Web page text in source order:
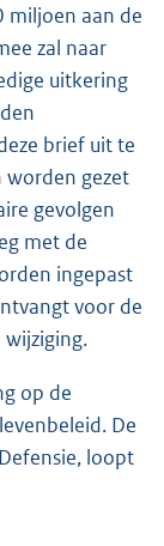
miljoen aan de
zal naar
uitkering
brief uit te
worden gezet
gevolgen
met de
ingepast
voor de
op de
De
loopt